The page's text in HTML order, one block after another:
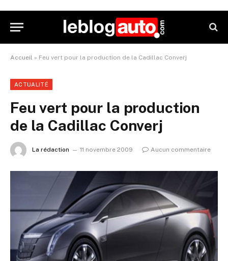
Accueil » Feu vert pour la production de la Cadillac Converj
ACTUALITÉ
Feu vert pour la production
de la Cadillac Converj
La rédaction 11 novembre 2009 Aucun commentaire